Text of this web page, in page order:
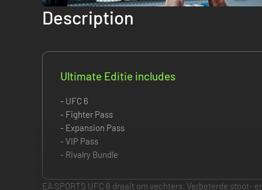
Description
Ultimate Editie includes
- UFC 6
- Fighter Pass
- Expansion Pass
- VIP Pass
- Rivalry Bundle
EA SPORTS UFC 6 draait om vechters. Verbeterde stoot-